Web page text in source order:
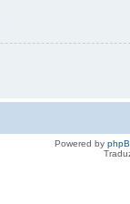
Powered by